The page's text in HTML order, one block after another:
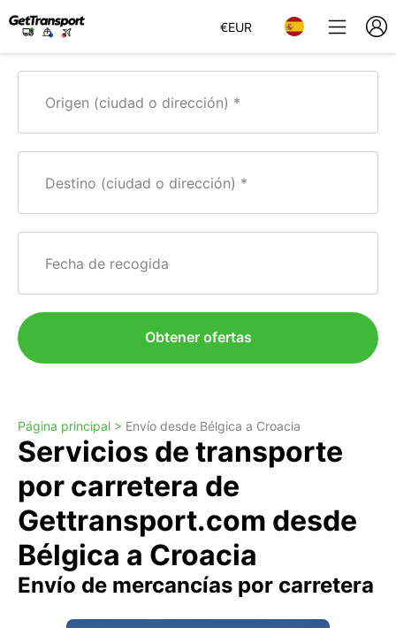
€EUR
Origen (ciudad o dirección)
Destino (ciudad o dirección)
Fecha de recogida
Obtener ofertas
Página principal > Envío desde Bélgica a Croacia
Servicios de transporte
por carretera de
Gettransport.com desde
Bélgica a Croacia
Envío de mercancías por carretera